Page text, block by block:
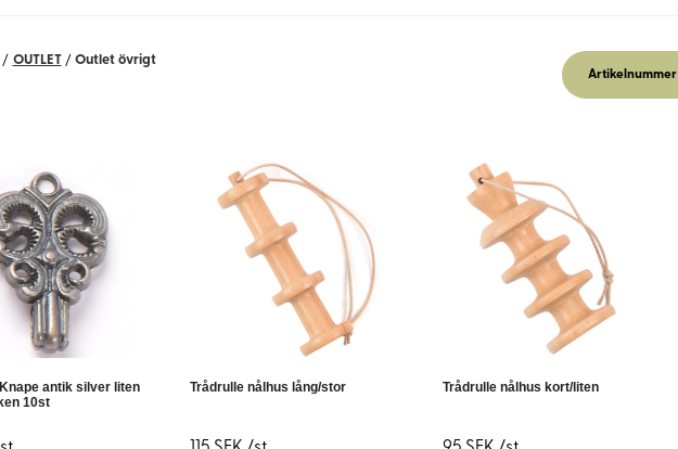
beskrivs tydligt – så du vet vad du får, till ett riktigt bra pris.
/ OUTLET / Outlet övrigt
Artikelnummer
antik silver liten
10st
Trådrulle nålhus lång/stor Trådrulle nålhus kort/liten